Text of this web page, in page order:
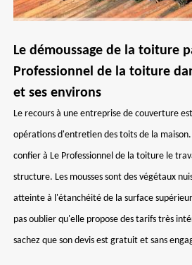
Le démoussage de la toiture
Professionnel de la toiture
et ses environs
Le recours à une entreprise de couverture
opérations d'entretien des toits de la
confier à Le Professionnel de la toiture le
structure. Les mousses sont des végétaux
atteinte à l'étanchéité de la surface
pas oublier qu'elle propose des tarifs très
sachez que son devis est gratuit et sans